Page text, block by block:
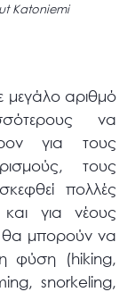
Katoniemi
μεγάλο αριθμό
να
για τους
τους
πολλές
για νέους
θα μπορούν να
φύση (hiking,
snorkeling,